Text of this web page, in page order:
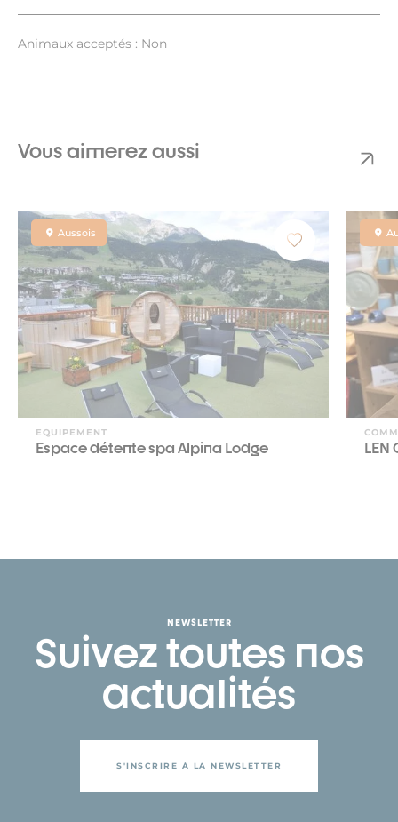
Animaux acceptés : Non
Vous aimerez aussi
Aussois
EQUIPEMENT
Espace détente spa Alpina Lodge LEN
NEWSLETTER
Suivez toutes nos
actualités
S'INSCRIRE À LA NEWSLETTER